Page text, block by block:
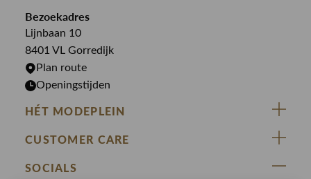
Bekijk alle merken >
Jurken
Rokken
T-shirts
Bezoekadres
Lijnbaan 10
8401 VL Gorredijk
Plan route
Openingstijden
HÉT MODEPLEIN
ZIJ VAN RINSMA
DE HEEREN VAN RINSMA
CUSTOMER CARE
Veelgestelde vragen
SOCIALS